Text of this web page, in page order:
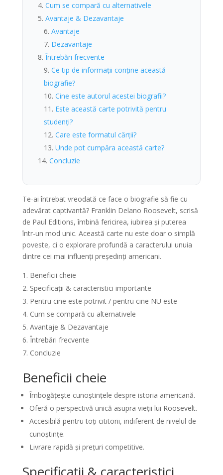
Cum se compară cu alternativele
Avantaje & Dezavantaje
Avantaje
Dezavantaje
Întrebări frecvente
Ce tip de informații conține această
biografie?
Cine este autorul acestei biografii?
Este această carte potrivită pentru
studenți?
Care este formatul cărții?
Unde pot cumpăra această carte?
Concluzie
Te-ai întrebat vreodată ce face o biografie să fie cu
adevărat captivantă? Franklin Delano Roosevelt, scrisă
de Paul Editions, îmbină fericirea, iubirea și puterea
într-un mod unic. Această carte nu este doar o simplă
poveste, ci o explorare profundă a caracterului unuia
dintre cei mai influenți președinți americani.
Beneficii cheie
Specificații & caracteristici importante
Pentru cine este potrivit / pentru cine NU este
Cum se compară cu alternativele
Avantaje & Dezavantaje
Întrebări frecvente
Concluzie
Beneficii cheie
Îmbogățește cunoștințele despre istoria americană.
Oferă o perspectivă unică asupra vieții lui Roosevelt.
Accesibilă pentru toți cititorii, indiferent de nivelul de
cunoștințe.
Livrare rapidă și prețuri competitive.